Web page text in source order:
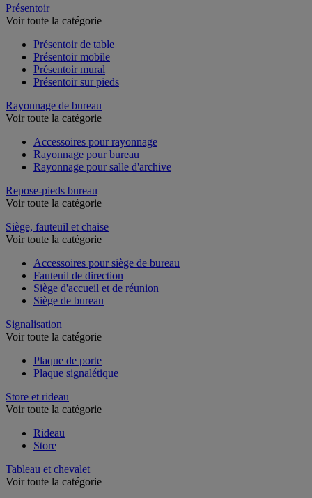
Présentoir
Voir toute la catégorie
Présentoir de table
Présentoir mobile
Présentoir mural
Présentoir sur pieds
Rayonnage de bureau
Voir toute la catégorie
Accessoires pour rayonnage
Rayonnage pour bureau
Rayonnage pour salle d'archive
Repose-pieds bureau
Voir toute la catégorie
Siège, fauteuil et chaise
Voir toute la catégorie
Accessoires pour siège de bureau
Fauteuil de direction
Siège d'accueil et de réunion
Siège de bureau
Signalisation
Voir toute la catégorie
Plaque de porte
Plaque signalétique
Store et rideau
Voir toute la catégorie
Rideau
Store
Tableau et chevalet
Voir toute la catégorie